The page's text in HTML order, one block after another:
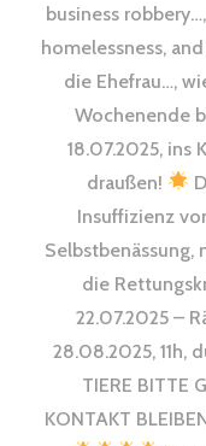
business
homelessness,
die Ehefrau…,
Wochenende
18.07.2025, ins
draußen!
Insuffizienz
Selbstbenässung,
die
22.07.2025 –
28.08.2025, 11h,
TIERE BITTE
KONTAKT